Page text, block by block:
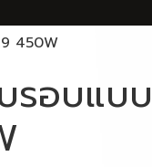
450W
อบแบบ